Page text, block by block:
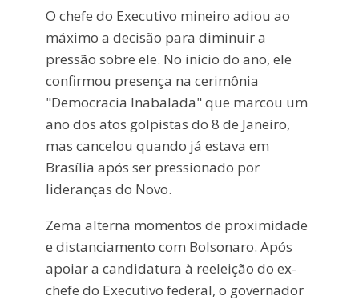
O chefe do Executivo mineiro adiou ao
máximo a decisão para diminuir a
pressão sobre ele. No início do ano, ele
confirmou presença na cerimônia
"Democracia Inabalada" que marcou um
ano dos atos golpistas do 8 de Janeiro,
mas cancelou quando já estava em
Brasília após ser pressionado por
lideranças do Novo.
Zema alterna momentos de proximidade
e distanciamento com Bolsonaro. Após
apoiar a candidatura à reeleição do ex-
chefe do Executivo federal, o governador